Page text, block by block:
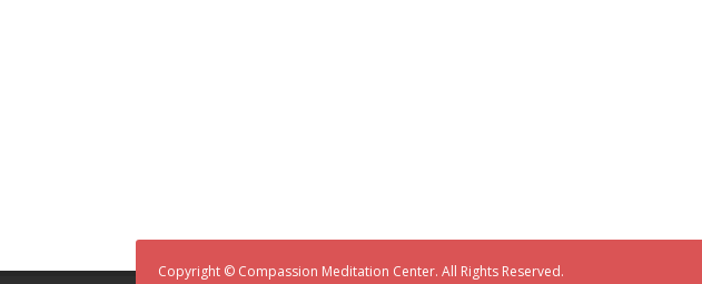
Copyright © Compassion Meditation Center. All Rights Reserved.